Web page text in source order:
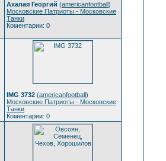
Ахалая Георгий (americanfootball)
Московские Патриоты - Московские
Танки
Коментарии: 0
IMG 3732 (americanfootball)
Московские Патриоты - Московские
Танки
Коментарии: 0